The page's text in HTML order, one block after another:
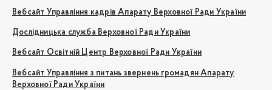
Вебсайт Управління кадрів Апарату Верховної Ради України
Дослідницька служба Верховної Ради України
Вебсайт Освітній Центр Верховної Ради України
Вебсайт Управління з питань звернень громадян Апарату
Верховної Ради України